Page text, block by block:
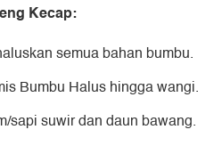
Kecap:
semua bahan bumbu.
Bumbu Halus hingga wangi.
sapi suwir dan daun bawang.